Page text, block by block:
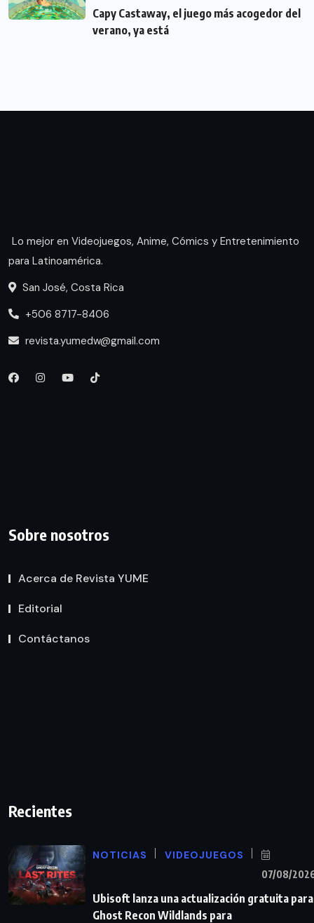
Capy Castaway, el juego más acogedor del
verano, ya está
Lo mejor en Videojuegos, Anime, Cómics y Entretenimiento
para Latinoamérica.
San José, Costa Rica
+506 8717-8406
revista.yumedw@gmail.com
Sobre nosotros
Acerca de Revista YUME
Editorial
Contáctanos
Recientes
NOTICIAS VIDEOJUEGOS
07/08/
Ubisoft lanza una actualización gratuita para
Ghost Recon Wildlands para